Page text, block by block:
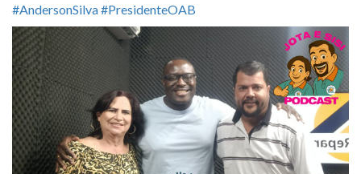
#AndersonSilva#PresidenteOAB